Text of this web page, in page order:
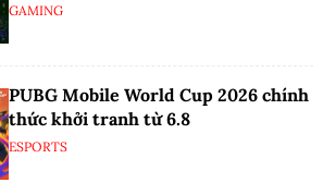
GAMING
PUBG Mobile World Cup 2026 chính
thức khởi tranh từ 6.8
ESPORTS